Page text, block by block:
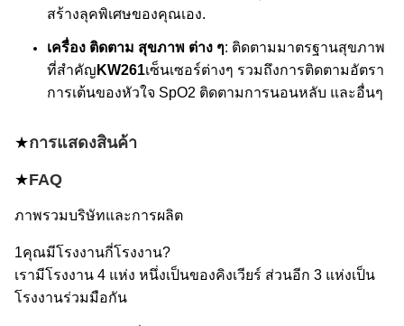
สร้างลุคพิเศษของคุณเอง.
เครื่อง ติดตาม สุขภาพ ต่าง ๆ: ติดตามมาตรฐานสุขภาพ
ที่สําคัญ KW261เซ็นเซอร์ต่างๆ รวมถึงการติดตามอัตรา
การเต้นของหัวใจ SpO2 ติดตามการนอนหลับ และอื่นๆ
★การแสดงสินค้า
★FAQ
ภาพรวมบริษัทและการผลิต
1คุณมีโรงงานกี่โรงงาน?
เรามีโรงงาน 4 แห่ง หนึ่งเป็นของคิงเวียร์ ส่วนอีก 3 แห่งเป็น
โรงงานร่วมมือกัน